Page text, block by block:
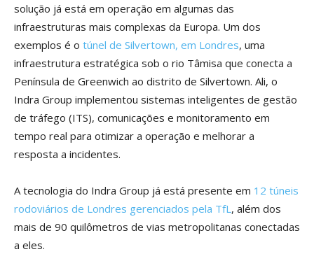
solução já está em operação em algumas das
infraestruturas mais complexas da Europa. Um dos
exemplos é o túnel de Silvertown, em Londres, uma
infraestrutura estratégica sob o rio Tâmisa que conecta a
Península de Greenwich ao distrito de Silvertown. Ali, o
Indra Group implementou sistemas inteligentes de gestão
de tráfego (ITS), comunicações e monitoramento em
tempo real para otimizar a operação e melhorar a
resposta a incidentes.
A tecnologia do Indra Group já está presente em 12 túneis
rodoviários de Londres gerenciados pela TfL , além dos
mais de 90 quilômetros de vias metropolitanas conectadas
a eles.